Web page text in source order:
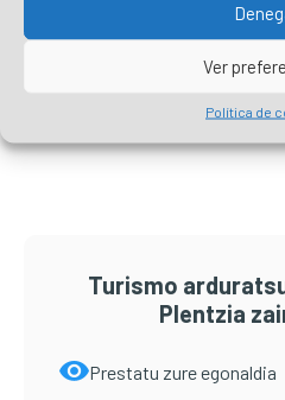
Ver
Política de
Sidebar
Turismo
Plentzia
Prestatu zure egonaldia